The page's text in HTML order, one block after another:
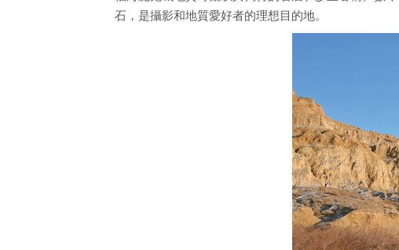
石，是攝影和地質愛好者的理想目的地。